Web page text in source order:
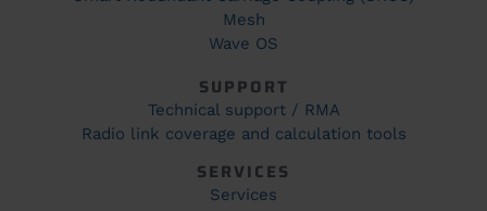
Mesh
Wave OS
SUPPORT
Technical support / RMA
Radio link coverage and calculation tools
SERVICES
Services